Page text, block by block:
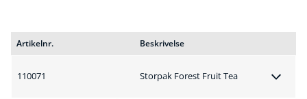
Artikelnr. Beskrivelse
110071 Storpak Forest Fruit Tea